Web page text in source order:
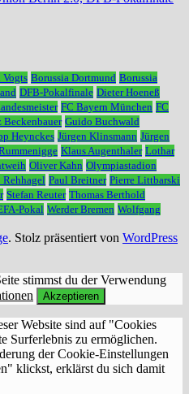
Borussia Dortmund Borussia
DFB-Pokalfinale Dieter Hoeneß
FC Bayern München FC
Beckenbauer Guido Buchwald
Heynckes Jürgen Klinsmann Jürgen
Klaus Augenthaler Lothar
Oliver Kahn Olympiastadion
Rehhagel Paul Breitner Pierre Littbarski
Stefan Reuter Thomas Berthold
Pokal Werder Bremen Wolfgang
. Stolz präsentiert von WordPress
stimmst du der Verwendung
Akzeptieren
Website sind auf "Cookies
Surferlebnis zu ermöglichen.
der Cookie-Einstellungen
klickst, erklärst du sich damit